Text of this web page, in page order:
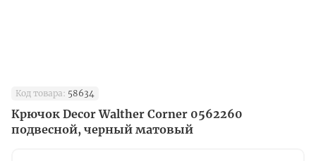
Код товара: 58634
Крючок Decor Walther Corner 0562260
подвесной, черный матовый